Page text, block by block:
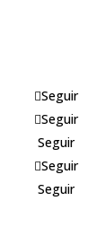
Seguir
Seguir
Seguir
Seguir
Seguir